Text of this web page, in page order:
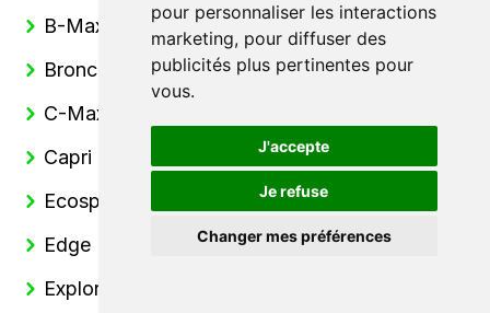
pour personnaliser les interactions
marketing, pour diffuser des
publicités plus pertinentes pour
vous.
J'accepte
Je refuse
Changer mes préférences
B-Max
Bronco
C-Max
Capri
Ecosport
Edge
Explorer